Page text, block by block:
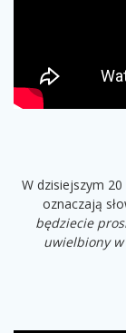
W dzisiejszym
oznaczają
będziecie
uwielbiony w